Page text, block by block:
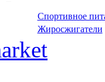
Спортивное
Жиросжигатели